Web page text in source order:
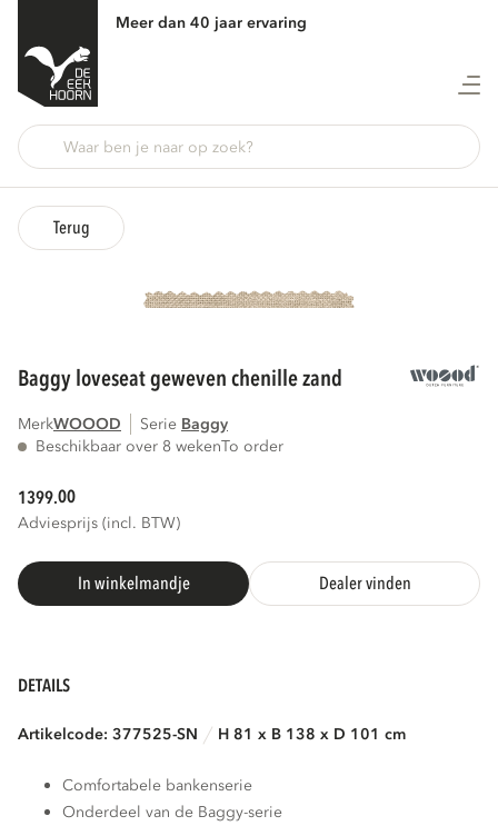
Meer dan 40 jaar ervaring
Terug
baggy loveseat geweven chenille zand
MerkWOOOD Serie
baggy
Beschikbaar over 8 wekenTo order
1399.00
Adviesprijs (incl. BTW)
In winkelmandje Dealer vinden
DETAILS
Artikelcode: 377525-SN H 81 x B 138 x D 101 cm
Comfortabele bankenserie
Onderdeel van de Baggy-serie